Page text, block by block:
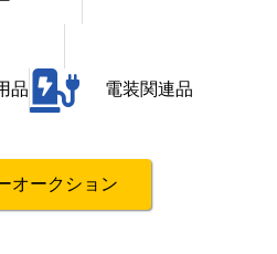
具
品 電装関連品
オークション